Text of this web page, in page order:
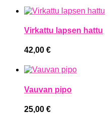
Virkattu lapsen hattu
42,00 €
Vauvan pipo
25,00 €